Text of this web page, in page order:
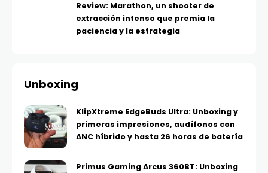
Review: Marathon, un shooter de
extracción intenso que premia la
paciencia y la estrategia
Unboxing
KlipXtreme EdgeBuds Ultra: Unboxing y
primeras impresiones, audífonos con
ANC híbrido y hasta 26 horas de batería
Primus Gaming Arcus 360BT: Unboxing